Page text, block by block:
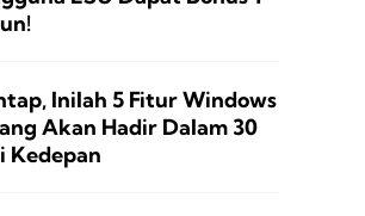
Inilah 5 Fitur Windows
Akan Hadir Dalam 30
Kedepan